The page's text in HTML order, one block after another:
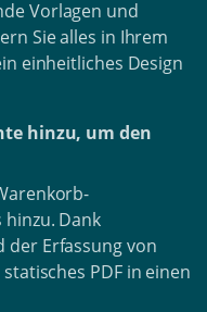
Vorlagen und
Sie alles in Ihrem
einheitliches Design
hinzu, um den
hinzu. Dank
der Erfassung von
PDF in einen